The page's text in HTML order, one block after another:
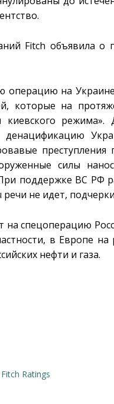
Fitch объявила о
операцию на
которые на
режима».
силы
поддержке ВС РФ
не идет,
на спецоперацию
в Европе на
нефти и газа.
Fitch Ratings